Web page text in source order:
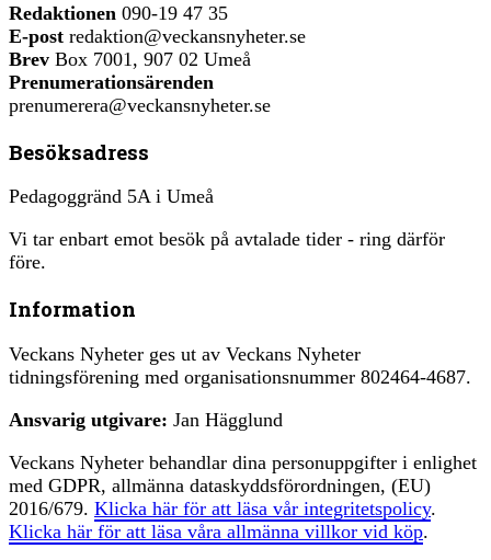
Redaktionen 090-19 47 35
E-post redaktion@veckansnyheter.se
Brev Box 7001, 907 02 Umeå
Prenumerationsärenden
prenumerera@veckansnyheter.se
Besöksadress
Pedagoggränd 5A i Umeå
Vi tar enbart emot besök på avtalade tider - ring därför
före.
Information
Veckans Nyheter ges ut av Veckans Nyheter
tidningsförening med organisationsnummer 802464-4687.
Ansvarig utgivare: Jan Hägglund
Veckans Nyheter behandlar dina personuppgifter i enlighet
med GDPR, allmänna dataskyddsförordningen, (EU)
2016/679. Klicka här för att läsa vår integritetspolicy.
Klicka här för att läsa våra allmänna villkor vid köp.